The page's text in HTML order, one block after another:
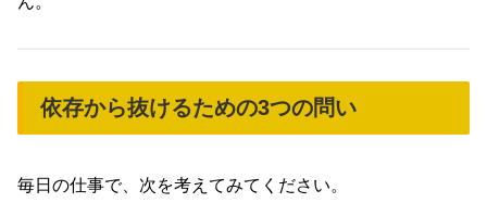
依存から抜けるための3つの問い
毎日の仕事で、次を考えてみてください。